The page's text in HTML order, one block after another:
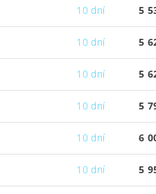
10 dní 5
10 dní 5
10 dní 5
10 dní 5
10 dní 6
10 dní 5